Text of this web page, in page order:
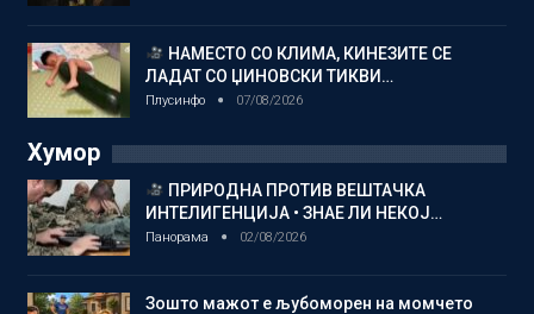
НАМЕСТО СО КЛИМА, КИНЕЗИТЕ СЕ
ЛАДАТ СО ЏИНОВСКИ ТИКВИ…
Плусинфо 07/08/2026
Хумор
ПРИРОДНА ПРОТИВ ВЕШТАЧКА
ИНТЕЛИГЕНЦИЈА • ЗНАЕ ЛИ НЕКОЈ…
Панорама 02/08/2026
Зошто мажот е љубоморен на момчето